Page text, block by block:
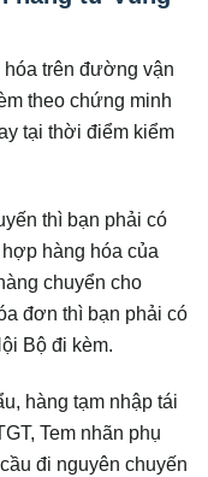
trên đường vận
theo chứng minh
tại thời điểm kiểm
thì bạn phải có
hàng hóa của
chuyển cho
đơn thì bạn phải có
Bộ đi kèm.
hàng tạm nhập tái
Tem nhãn phụ
đi nguyên chuyến